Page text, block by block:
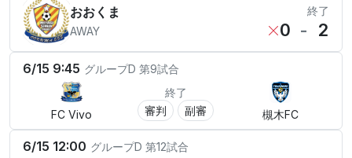
おおくま
AWAY
終了
0 - 2
6/15 9:45 グループD 第9試合
FC Vivo
終了
審判
副審 槻木FC
6/15 12:00 グループD 第12試合